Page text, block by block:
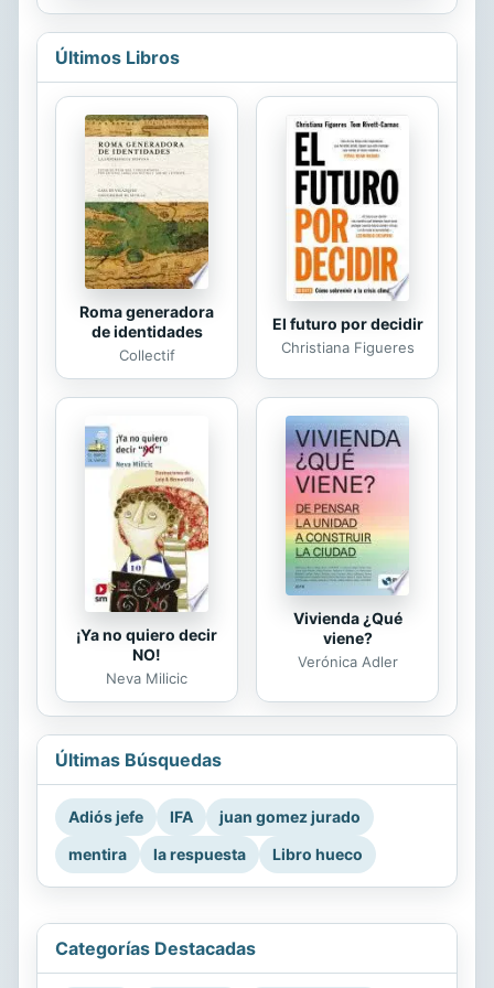
journey of awakening. She talks to
us about the incredible power of the
mind and puts forth a new way to
face adversities--treating them as
the allies that allow us to lead a life
marked by clarity and harmony. She
warns of the dangers of allowing our
ego or fear to mar our will. She also
insists...
Últimos Libros
Roma generadora
de identidades
Collectif
El futuro por decidir
Christiana Figueres
¡Ya no quiero decir
NO!
Neva Milicic
Vivienda ¿Qué
viene?
Verónica Adler
Últimas Búsquedas
Adiós jefe IFA
juan gomez jurado
mentira
la respuesta Libro hueco
Categorías Destacadas